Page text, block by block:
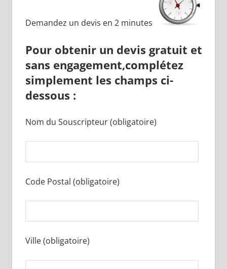
Demandez un devis en 2 minutes
Pour obtenir un devis gratuit et
sans engagement,complétez
simplement les champs ci-
dessous :
Nom du Souscripteur (obligatoire)
Code Postal (obligatoire)
Ville (obligatoire)